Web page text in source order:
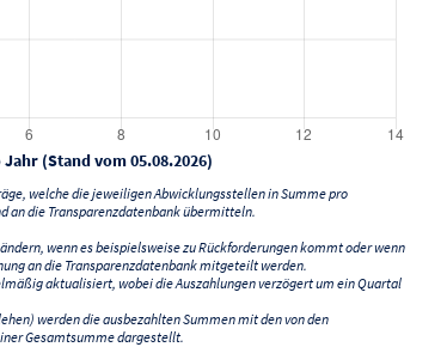
(Stand vom 05.08.2026)
welche die jeweiligen Abwicklungsstellen in Summe pro
an die Transparenzdatenbank übermitteln.
wenn es beispielsweise zu Rückforderungen kommt oder wenn
an die Transparenzdatenbank mitgeteilt werden.
aktualisiert, wobei die Auszahlungen verzögert um ein Quartal
werden die ausbezahlten Summen mit den von den
Gesamtsumme dargestellt.